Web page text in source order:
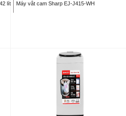
lít Máy vắt cam Sharp EJ-J415-WH